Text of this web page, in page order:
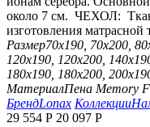
около 7 см. ЧЕХОЛ:
изготовления матрасной
Размер70х190, 70х200,
120х190, 120х200,
180х190, 180х200,
МатериалПена Memory
БрендLonax Коллекции
29 554 Р 20 097 Р